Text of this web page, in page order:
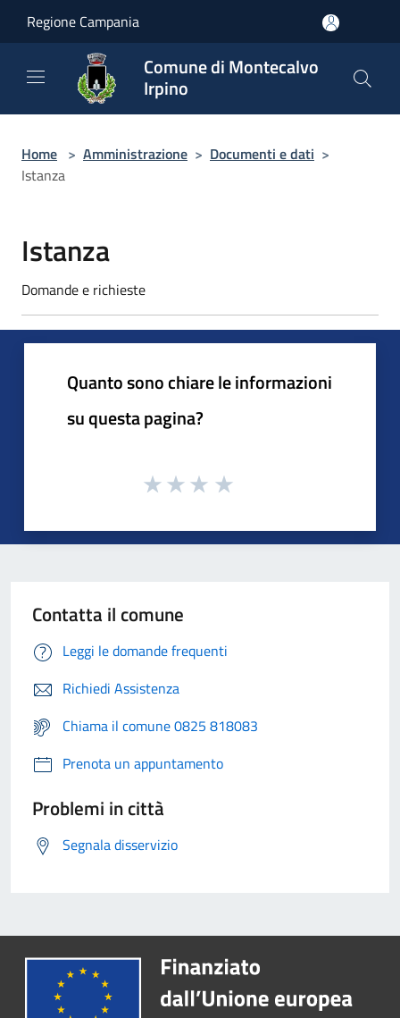
Regione Campania
Comune di Montecalvo
Irpino
Home > Amministrazione > Documenti e dati >
Istanza
Istanza
Domande e richieste
Quanto sono chiare le informazioni
su questa pagina?
Contatta il comune
Leggi le domande frequenti
Richiedi Assistenza
Chiama il comune 0825 818083
Prenota un appuntamento
Problemi in città
Segnala disservizio